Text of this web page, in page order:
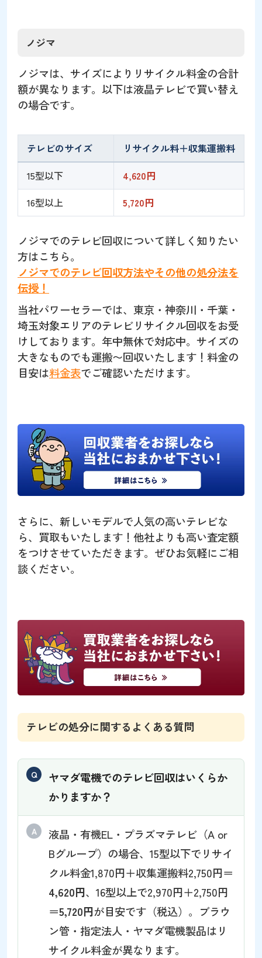
ノジマ
ノジマは、サイズによりリサイクル料金の合計
額が異なります。以下は液晶テレビで買い替え
の場合です。
テレビのサイズ
リサイクル料＋収集運搬料
15型以下
4,620円
16型以上
5,720円
ノジマでのテレビ回収について詳しく知りたい
方はこちら。
ノジマでのテレビ回収方法やその他の処分法を
伝授！
当社パワーセラーでは、東京・神奈川・千葉・
埼玉対象エリアのテレビリサイクル回収をお受
けしております。年中無休で対応中。サイズの
大きなものでも運搬〜回収いたします！料金の
目安は料金表でご確認いただけます。
さらに、新しいモデルで人気の高いテレビな
ら、買取もいたします！他社よりも高い査定額
をつけさせていただきます。ぜひお気軽にご相
談ください。
テレビの処分に関するよくある質問
ヤマダ電機でのテレビ回収はいくらか
かりますか？
液晶・有機EL・プラズマテレビ（A or
Bグループ）の場合、15型以下でリサイ
クル料金1,870円＋収集運搬料2,750円＝
4,620円、16型以上で2,970円＋2,750円
＝5,720円が目安です（税込）。ブラウ
ン管・指定法人・ヤマダ電機製品はリ
サイクル料金が異なります。